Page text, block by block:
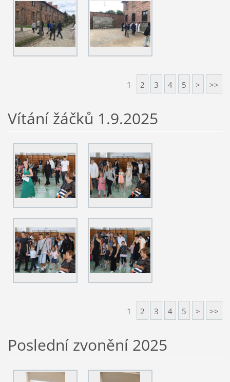
1 2 3 4 5 > >>
Vítání žáčků 1.9.2025
1 2 3 4 5 > >>
Poslední zvonění 2025